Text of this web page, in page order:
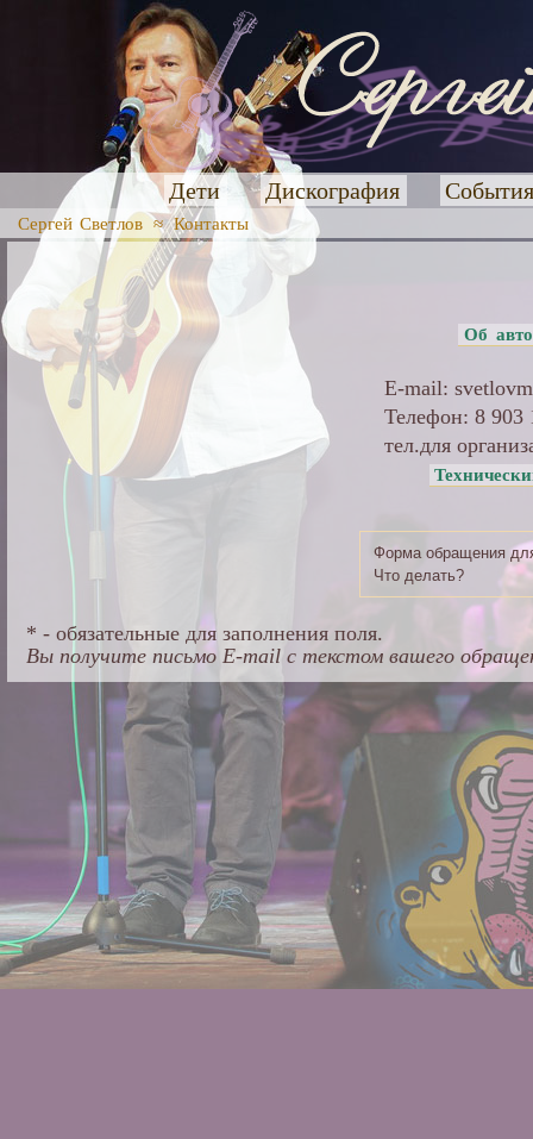
Дети Дискография
Сергей Светлов ≈Контакты
Об
E-mail:
Телефон: 8 903
тел.для
Форма обращения
Что делать?
* - обязательные для заполнения поля.
Вы получите письмо E-mail с текстом вашего